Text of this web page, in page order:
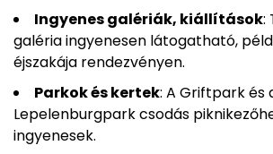
Ingyenes galériák, kiállítások:
galéria ingyenesen látogatható,
éjszakája rendezvényen.
Parkok és kertek: A Griftpark és
Lepelenburgpark csodás
ingyenesek.